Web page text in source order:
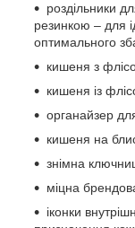
роздільники
резинкою – для
оптимального
кишеня з
кишеня із
органайзер
кишеня на
знімна
міцна
іконки